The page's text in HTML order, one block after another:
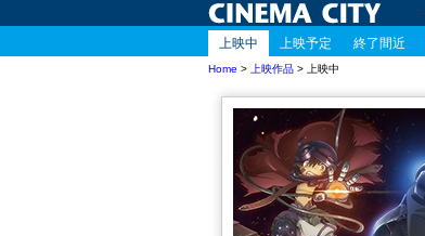
上映中
上映予定 終了間近
Home > 上映作品 > 上映中